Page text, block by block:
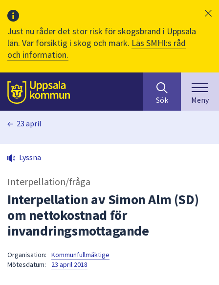
Just nu råder det stor risk för skogsbrand i Uppsala
län. Var försiktig i skog och mark. Läs SMHI:s råd
och information.
Till sidans
huvudinnehåll
efter
innehåll
på
sökfältet
kommer
att
Sök Meny
23 april
Lyssna
Interpellation/fråga
Interpellation av Simon Alm (SD)
om nettokostnad för
invandringsmottagande
Organisation:
Kommunfullmäktige
Mötesdatum:
23 april 2018